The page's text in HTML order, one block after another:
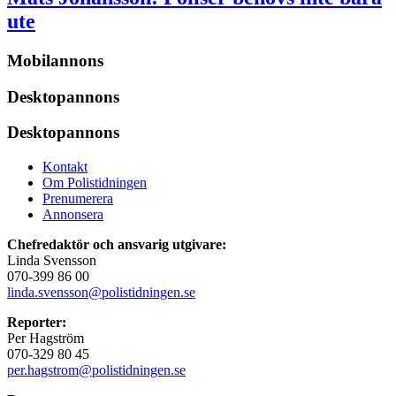
ute
Mobilannons
Desktopannons
Desktopannons
Kontakt
Om Polistidningen
Prenumerera
Annonsera
Chefredaktör och ansvarig utgivare:
Linda Svensson
070-399 86 00
linda.svensson@polistidningen.se
Reporter:
Per Hagström
070-329 80 45
per.hagstrom@polistidningen.se